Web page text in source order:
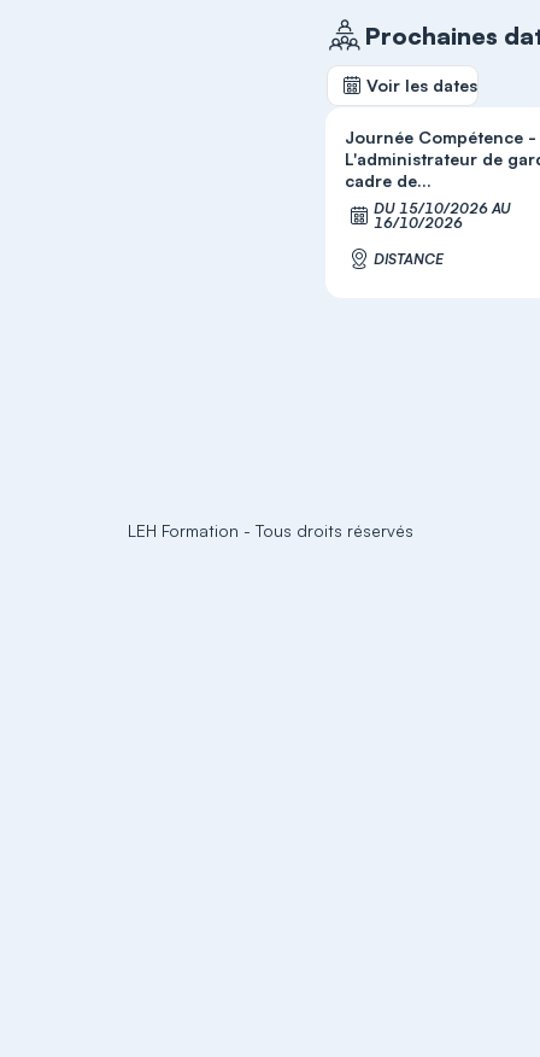
Prochaines
Voir les dates
Journée Compétence -
L'administrateur de
cadre de...
DU 15/10/2026 AU
16/10/2026
DISTANCE
LEH Formation - Tous droits réservés